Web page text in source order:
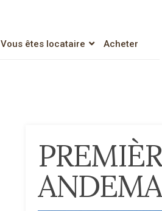
Vous êtes locataire Acheter